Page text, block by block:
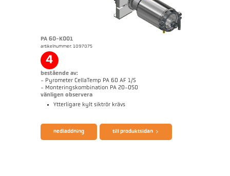
PA 60-K001
artikelnummer: 1097075
4
bestående av:
- Pyrometer CellaTemp PA 60 AF 1/S
- Monteringskombination PA 20-050
vänligen observera
Ytterligare kylt siktrör krävs
broschyr CellaTemp PA
nedladdning till produktsidan